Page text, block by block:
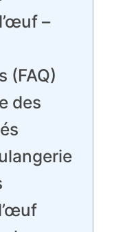
–
(FAQ)
des